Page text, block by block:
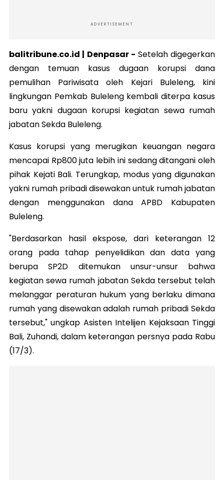
ADVERTISEMENT
balitribune.co.id | Denpasar - Setelah digegerkan
dengan temuan kasus dugaan korupsi dana
pemulihan Pariwisata oleh Kejari Buleleng, kini
lingkungan Pemkab Buleleng kembali diterpa kasus
baru yakni dugaan korupsi kegiatan sewa rumah
jabatan Sekda Buleleng.
Kasus korupsi yang merugikan keuangan negara
mencapai Rp800 juta lebih ini sedang ditangani oleh
pihak Kejati Bali. Terungkap, modus yang digunakan
yakni rumah pribadi disewakan untuk rumah jabatan
dengan menggunakan dana APBD Kabupaten
Buleleng.
"Berdasarkan hasil ekspose, dari keterangan 12
orang pada tahap penyelidikan dan data yang
berupa SP2D ditemukan unsur-unsur bahwa
kegiatan sewa rumah jabatan Sekda tersebut telah
melanggar peraturan hukum yang berlaku dimana
rumah yang disewakan adalah rumah pribadi Sekda
tersebut," ungkap Asisten Intelijen Kejaksaan Tinggi
Bali, Zuhandi, dalam keterangan persnya pada Rabu
(17/3).